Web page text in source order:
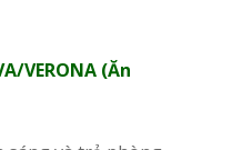
VERONA (Ăn